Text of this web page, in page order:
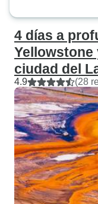
4 días a
Yellowstone
ciudad del
4.9 (28